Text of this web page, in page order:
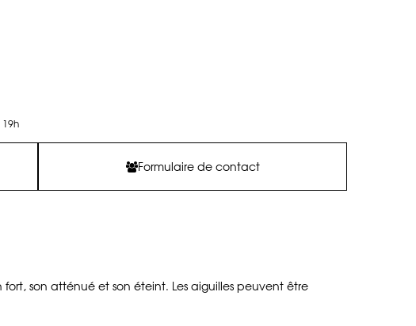
Formulaire de contact
fort, son atténué et son éteint. Les aiguilles peuvent être